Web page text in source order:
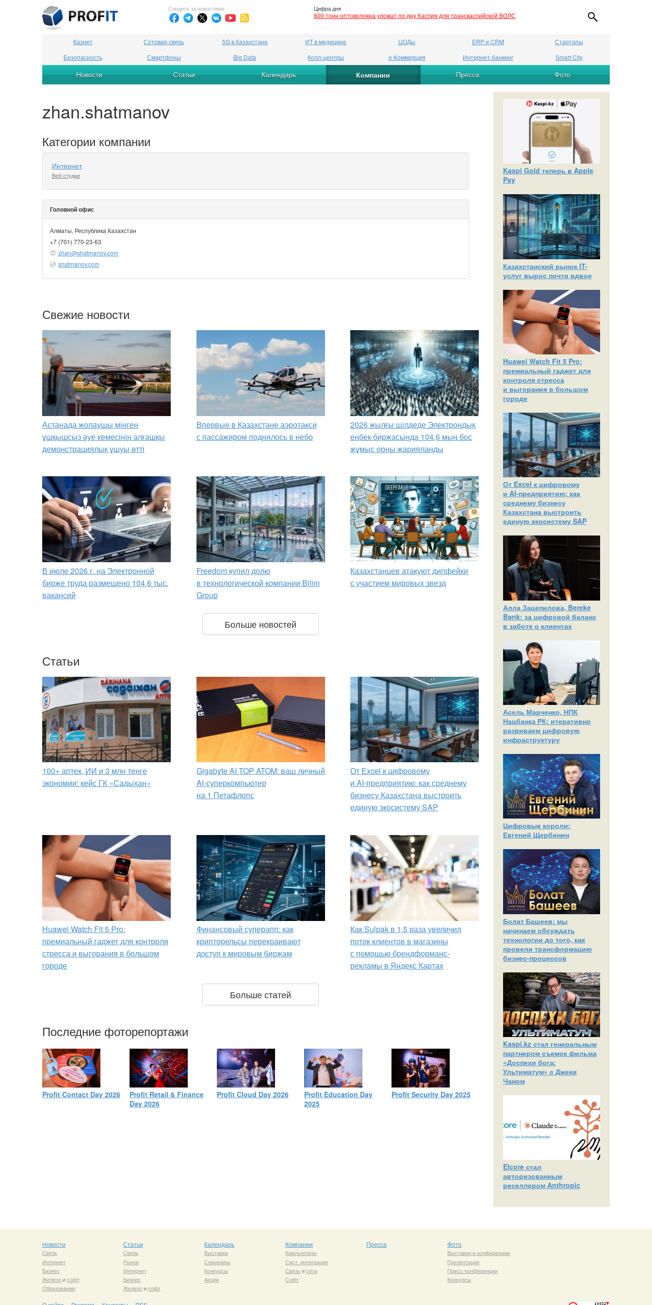
Следите за новостями Цифра дня
600 тонн оптоволокна уложат по дну Каспия для транскаспийской ВОЛС
Казнет Сотовая связь 5G в Казахстане ИТ в медицине ЦОДы ERP и CRM
Стартапы
Безопасность
Смартфоны Big Data Колл-центры е-Коммерция Интернет-банкинг Smart City
Новости Статьи Календарь Компании Пресса Фото
zhan.shatmanov
Категории компании
Интернет
Веб-студии
Головной офис
Алматы, Республика Казахстан
+7 (701) 770-23-63
zhan@shatmanov.com
shatmanov.com
Свежие новости
Астанада жолаушы мінген
ұшқышсыз әуе кемесінің алғашқы
демонстрациялық ұшуы өтті
Впервые в Казахстане аэротакси
с пассажиром поднялось в небо
2026 жылғы шілдеде Электрондық
еңбек биржасында 104,6 мың бос
жұмыс орны жарияланды
В июле 2026 г. на Электронной
бирже труда размещено 104,6 тыс.
вакансий
Freedom купил долю
в технологической компании Bilim
Group
Казахстанцев атакуют дипфейки
с участием мировых звезд
Больше новостей
Статьи
100+ аптек, ИИ и 3 млн тенге
экономии: кейс ГК «Садыхан»
Gigabyte AI TOP ATOM: ваш личный
AI-суперкомпьютер
на 1 Петафлопс
От Excel к цифровому
и AI‑предприятию: как среднему
бизнесу Казахстана выстроить
единую экосистему SAP
Huawei Watch Fit 5 Pro:
премиальный гаджет для контроля
стресса и выгорания в большом
городе
Финансовый суперапп: как
крипторельсы перекраивают
доступ к мировым биржам
Как Sulpak в 1,5 раза увеличил
поток клиентов в магазины
с помощью брендформанс-
рекламы в Яндекс Картах
Больше статей
Последние фоторепортажи
Profit Contact Day 2026
Profit Retail & Finance
Day 2026
Profit Cloud Day 2026
Profit Education Day
2025
Profit Security Day 2025
Kaspi Gold теперь в Apple
Pay
Казахстанский рынок IT-
услуг вырос почти вдвое
Huawei Watch Fit 5 Pro:
премиальный гаджет для
контроля стресса
и выгорания в большом
городе
От Excel к цифровому
и AI‑предприятию: как
среднему бизнесу
Казахстана выстроить
единую экосистему SAP
Алла Зацепилова, Bereke
Bank: за цифровой баланс
в заботе о клиентах
Асель Марченко, НПК
Нацбанка РК: итеративно
развиваем цифровую
инфраструктуру
Цифровые короли:
Евгений Щербинин
Болат Башеев: мы
начинаем обсуждать
технологии до того, как
провели трансформацию
бизнес-процессов
Kaspi.kz стал генеральным
партнером съемок фильма
«Доспехи бога:
Ультиматум» с Джеки
Чаном
Elcore стал
авторизованным
реселлером Anthropic
Новости
Связь
Интернет
Бизнес
Железоисофт
Образование
Статьи
Связь
Рынок
Интернет
Бизнес
Железоисофт
Календарь
Выставки
Семинары
Конкурсы
Акции
Компании
Компьютеры
Сист. интеграция
Связь исети
Софт
Пресса Фото
Выставки и конференции
Презентации
Пресс-конференции
Конкурсы